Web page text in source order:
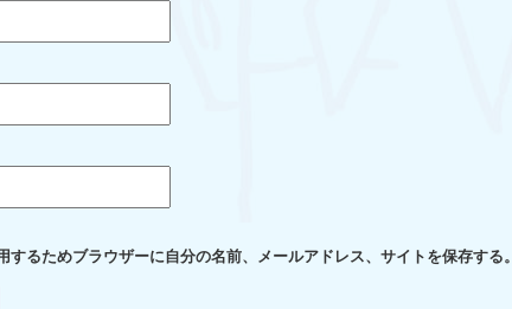
するためブラウザーに自分の名前、メールアドレス、サイトを保存する。